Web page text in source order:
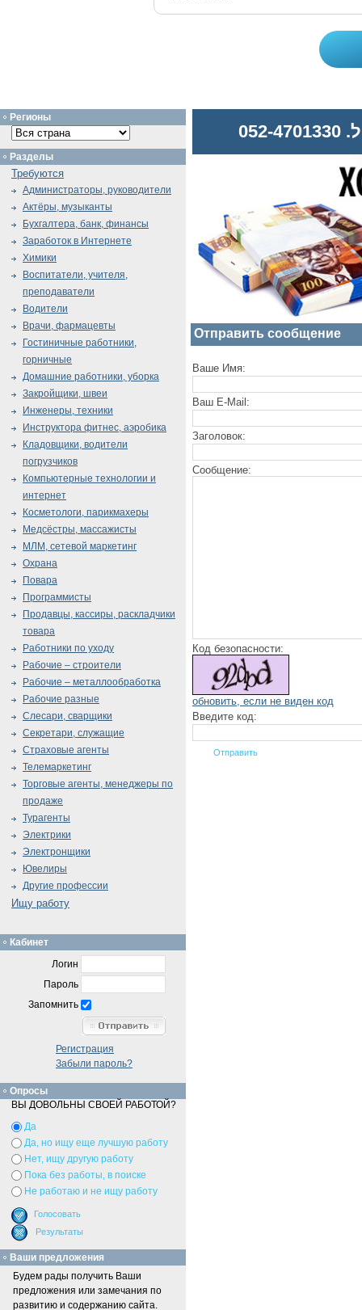
Отправить сообщение
Ваше Имя:
Ваш E-Mail:
Заголовок:
Сообщение:
Код безопасности:
обновить, если не виден код
Введите код:
Регионы
Разделы
Требуются
Администраторы, руководители
Актёры, музыканты
Бухгалтера, банк, финансы
Заработок в Интернете
Химики
Воспитатели, учителя,
преподаватели
Водители
Врачи, фармацевты
Гостиничные работники,
горничные
Домашние работники, уборка
Закройщики, швеи
Инженеры, техники
Инструктора фитнес, аэробика
Кладовщики, водители
погрузчиков
Компьютерные технологии и
интернет
Косметологи, парикмахеры
Медсёстры, массажисты
МЛМ, сетевой маркетинг
Охрана
Повара
Программисты
Продавцы, кассиры, раскладчики
товара
Работники по уходу
Рабочие – строители
Рабочие – металлообработка
Рабочие разные
Слесари, сварщики
Секретари, служащие
Страховые агенты
Телемаркетинг
Торговые агенты, менеджеры по
продаже
Турагенты
Электрики
Электронщики
Ювелиры
Другие профессии
Ищу работу
Кабинет
Логин
Пароль
Запомнить
Регистрация
Забыли пароль?
Опросы
ВЫ ДОВОЛЬНЫ СВОЕЙ РАБОТОЙ?
Да
Да, но ищу еще лучшую работу
Нет, ищу другую работу
Пока без работы, в поиске
Не работаю и не ищу работу
Ваши предложения
Будем рады получить Ваши
предложения или замечания по
развитию и содержанию сайта.